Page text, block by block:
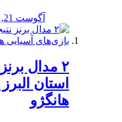
آگوست 21, 2019
استان
هانگژو